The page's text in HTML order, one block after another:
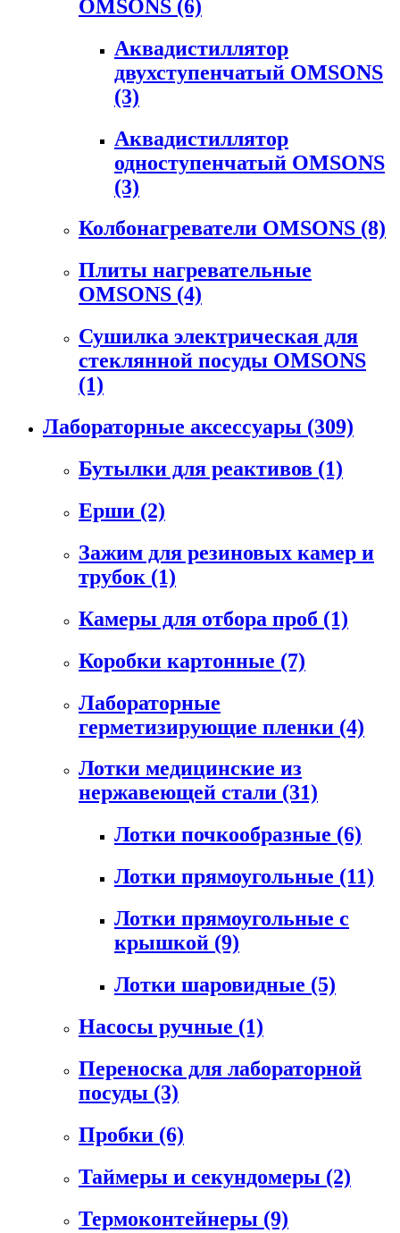
OMSONS (6)
Аквадистиллятор
двухступенчатый OMSONS
(3)
Аквадистиллятор
одноступенчатый OMSONS
(3)
Колбонагреватели OMSONS (8)
Плиты нагревательные
OMSONS (4)
Сушилка электрическая для
стеклянной посуды OMSONS
(1)
Лабораторные аксессуары (309)
Бутылки для реактивов (1)
Ерши (2)
Зажим для резиновых камер и
трубок (1)
Камеры для отбора проб (1)
Коробки картонные (7)
Лабораторные
герметизирующие пленки (4)
Лотки медицинские из
нержавеющей стали (31)
Лотки почкообразные (6)
Лотки прямоугольные (11)
Лотки прямоугольные с
крышкой (9)
Лотки шаровидные (5)
Насосы ручные (1)
Переноска для лабораторной
посуды (3)
Пробки (6)
Таймеры и секундомеры (2)
Термоконтейнеры (9)